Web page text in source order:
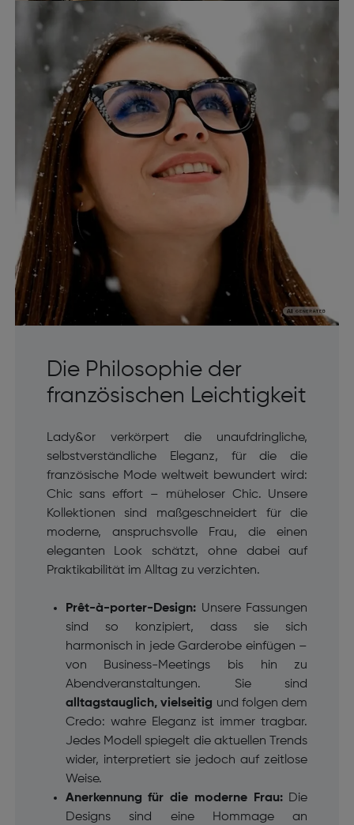
Die Philosophie der
französischen Leichtigkeit
Lady&or verkörpert die unaufdringliche,
selbstverständliche Eleganz, für die die
französische Mode weltweit bewundert wird:
Chic sans effort – müheloser Chic. Unsere
Kollektionen sind maßgeschneidert für die
moderne, anspruchsvolle Frau, die einen
eleganten Look schätzt, ohne dabei auf
Praktikabilität im Alltag zu verzichten.
Prêt-à-porter-Design:Unsere Fassungen
sind so konzipiert, dass sie sich
harmonisch in jede Garderobe einfügen –
von Business-Meetings bis hin zu
Abendveranstaltungen. Sie sind
alltagstauglich, vielseitig und folgen dem
Credo: wahre Eleganz ist immer tragbar.
Jedes Modell spiegelt die aktuellen Trends
wider, interpretiert sie jedoch auf zeitlose
Weise.
Anerkennung für die moderne Frau:Die
Designs sind eine Hommage an